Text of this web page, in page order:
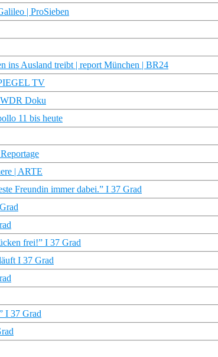
| ProSieben
ins Ausland treibt | report München | BR24
TV
WDR Doku
11 bis heute
| ARTE
Freundin immer dabei.” I 37 Grad
frei!” I 37 Grad
I 37 Grad
I 37 Grad